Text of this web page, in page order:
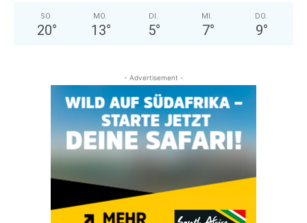
SO.
20°
MO.
13°
DI.
5°
MI.
7°
DO.
9°
- Advertisement -